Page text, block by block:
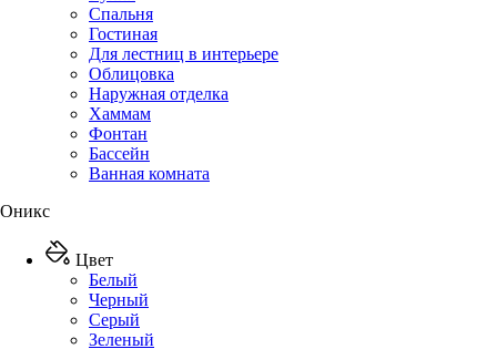
Спальня
Гостиная
Для лестниц в интерьере
Облицовка
Наружная отделка
Хаммам
Фонтан
Бассейн
Ванная комната
Оникс
Цвет
Белый
Черный
Серый
Зеленый